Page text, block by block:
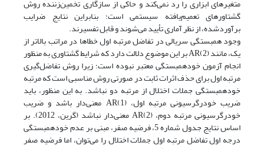
متغیرهای ابزاری را رد نمی‌کند و حاکی از سازگاری تخمین‌زننده روش
گشتاورهای تعمیم‌یافته سیستمی است؛ بنابراین نتایج ضرایب
برآوردشده، از نظر آماری تأیید می‌شوند و قابل تفسیرند.
وجود همبستگی سریالی در تفاضل مرتبه اول خطاها در مراتب بالاتر از
یک، مانند AR(2) بر این موضوع دلالت دارد که شرایط گشتاوری به منظور
انجام آزمون خودهمبستگی معتبر نبوده است؛ زیرا روش تفاضل‌گیری
مرتبه اول برای حذف اثرات ثابت در صورتی روش مناسبی است که مرتبه
خودهمبستگی جملات اختلال از مرتبه دو نباشد. به این منظور، باید
ضریب خودرگرسیونی مرتبه اول، AR(1) معنی‌دار باشد و ضریب
خودرگرسیونی مرتبه دوم، AR(2) معنی‌دار نباشد (گرین، 2012). بر
اساس نتایج جدول شماره 5، فرضیه صفر، مبنی بر عدم خودهمبستگی
درجه اول تفاضل مرتبه اول جملات اختلال را می‌توان، اما فرضیه صفر